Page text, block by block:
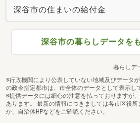
深谷市の住まいの給付金
深谷市の暮らしデータを
暮らしデ
※行政機関により公表していない地域及びデータ
の政令指定都市は、市全体のデータとして表示し
※提供データには細心の注意を払っておりますが
あります。 最新の情報につきましては各市区役所
か、自治体HPなどをご確認ください。